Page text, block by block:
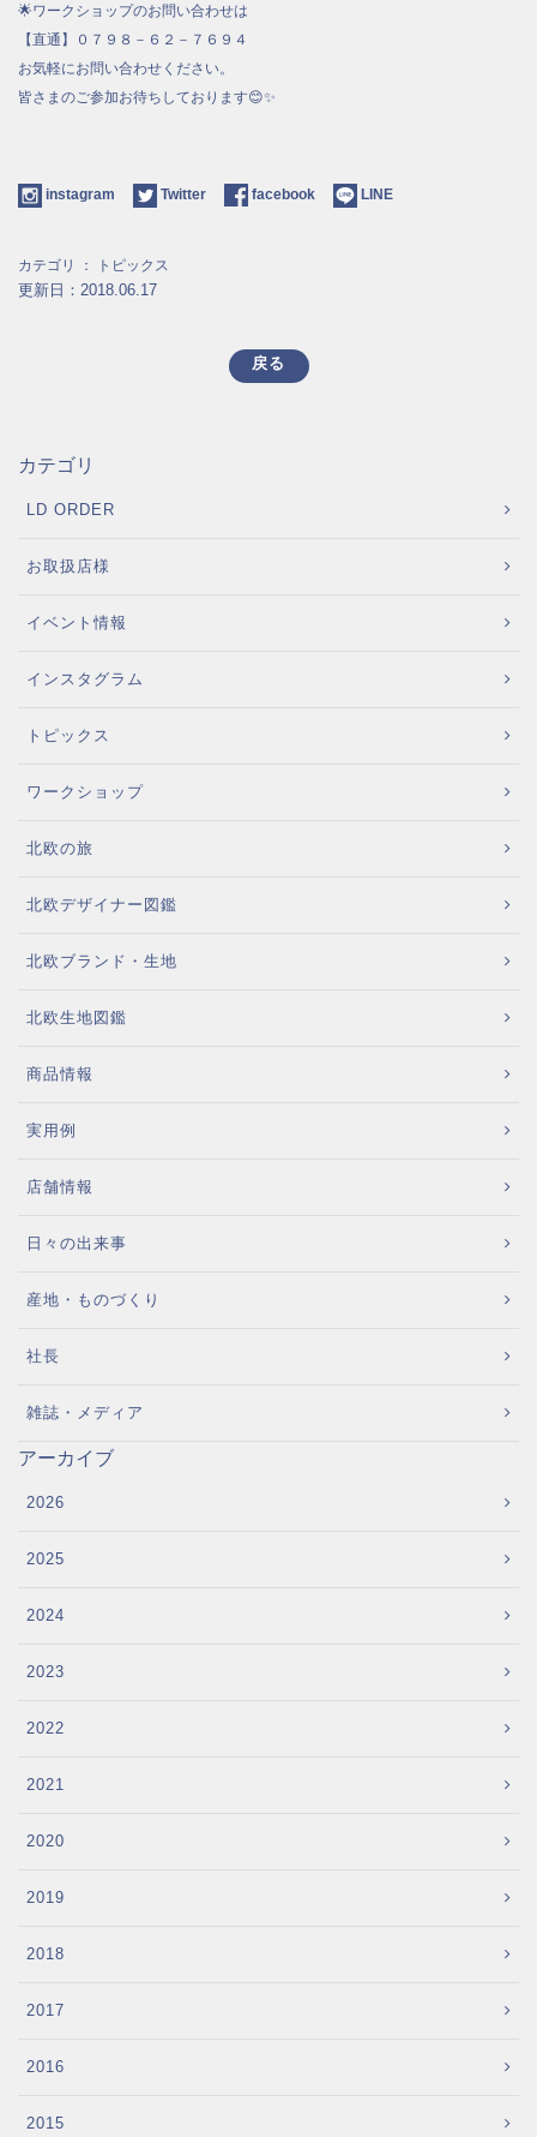
🌟ワークショップのお問い合わせは
【直通】０７９８－６２－７６９４
お気軽にお問い合わせください。
皆さまのご参加お待ちしております😊✨
instagram Twitter facebook LINE
カテゴリ ： トピックス
更新日：2018.06.17
戻る
カテゴリ
LD ORDER
お取扱店様
イベント情報
インスタグラム
トピックス
ワークショップ
北欧の旅
北欧デザイナー図鑑
北欧ブランド・生地
北欧生地図鑑
商品情報
実用例
店舗情報
日々の出来事
産地・ものづくり
社長
雑誌・メディア
アーカイブ
2026
2025
2024
2023
2022
2021
2020
2019
2018
2017
2016
2015